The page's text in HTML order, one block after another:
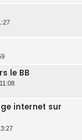
le BB
internet sur